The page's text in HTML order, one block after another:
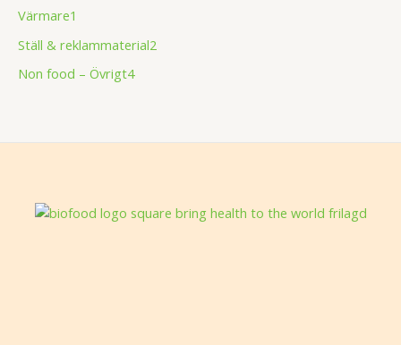
Värmare1
Ställ & reklammaterial2
Non food – Övrigt4